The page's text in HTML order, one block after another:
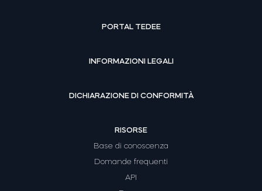
PORTAL TEDEE
INFORMAZIONI LEGALI
DICHIARAZIONE DI CONFORMITÀ
RISORSE
Base di conoscenza
Domande frequenti
API